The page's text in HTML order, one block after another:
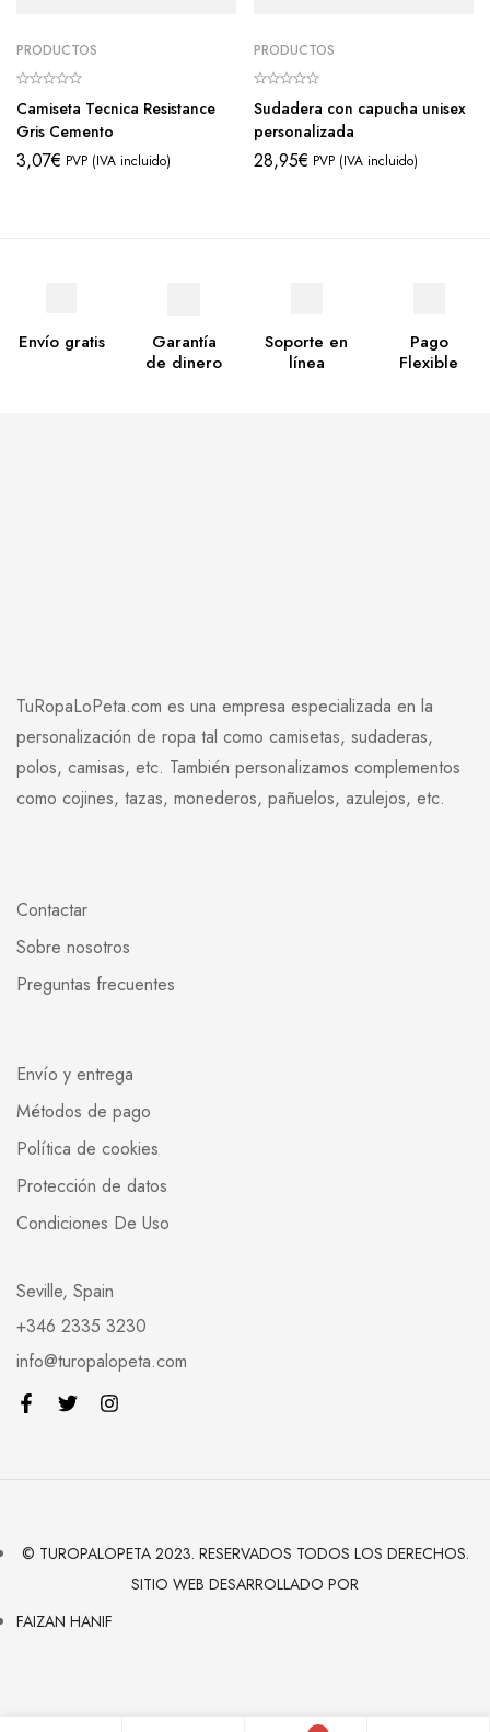
PRODUCTOS
Camiseta Tecnica Resistance
Gris Cemento
3,07€ PVP (IVA incluido)
PRODUCTOS
Sudadera con capucha unisex
personalizada
28,95€ PVP (IVA incluido)
Envío gratis
Garantía
de dinero
Soporte en
línea
Pago
Flexible
TuRopaLoPeta.com es una empresa especializada en la
personalización de ropa tal como camisetas, sudaderas,
polos, camisas, etc. También personalizamos complementos
como cojines, tazas, monederos, pañuelos, azulejos, etc.
Contactar
Sobre nosotros
Preguntas frecuentes
Envío y entrega
Métodos de pago
Política de cookies
Protección de datos
Condiciones De Uso
Seville, Spain
+346 2335 3230
info@turopalopeta.com
© TUROPALOPETA 2023. RESERVADOS TODOS LOS DERECHOS.
SITIO WEB DESARROLLADO POR
FAIZAN HANIF